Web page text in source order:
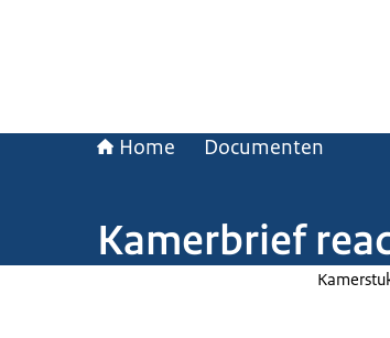
Home Documenten
Kamerbrief